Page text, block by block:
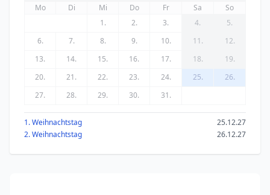
Mo
Di Mi Do Fr Sa
So
1.
2. 3. 4.
5.
6.
7. 8. 9. 10. 11.
12.
13.
14. 15. 16. 17. 18.
19.
20.
21. 22. 23. 24. 25.
26.
27.
28. 29. 30. 31.
1. Weihnachtstag
25.12.27
2. Weihnachtstag
26.12.27